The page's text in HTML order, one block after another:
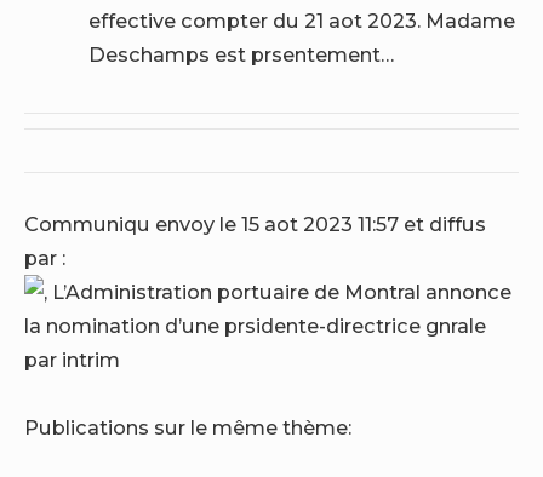
effective compter du 21 aot 2023. Madame
Deschamps est prsentement…
Communiqu envoy le 15 aot 2023 11:57 et diffus
par :
Publications sur le même thème: